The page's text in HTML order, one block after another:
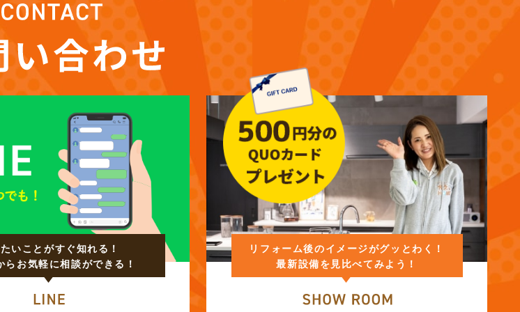
いことがすぐ知れる！
らお気軽に相談ができる！
リフォーム後のイメージがグッとわく！
最新設備を見比べてみよう！